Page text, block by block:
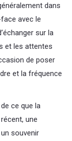
dans
avec le
sur la
et les attentes
de poser
et la fréquence
ce que la
une
souvenir